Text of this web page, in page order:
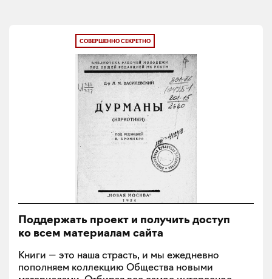
СОВЕРШЕННО СЕКРЕТНО
Поддержать проект и получить доступ
ко всем материалам сайта
Книги — это наша страсть, и мы ежедневно
пополняем коллекцию Общества новыми